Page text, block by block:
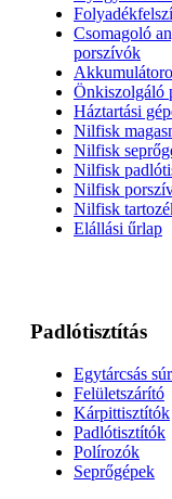
Csomagoló
porszívók
Önkiszolgáló
Háztartási
Nilfisk
Nilfisk
Nilfisk
Nilfisk
Nilfisk
Elállási űrlap
Padlótisztítás
Egytárcsás
Felületszárító
Kárpittisztítók
Padlótisztítók
Polírozók
Seprőgépek